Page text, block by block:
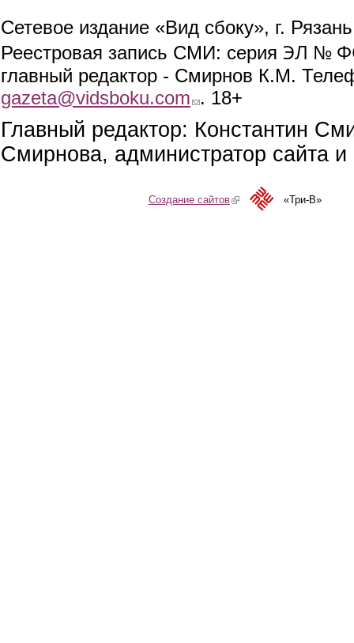
Сетевое издание «Вид сбоку», г.
Реестровая запись СМИ: серия ЭЛ №
главный редактор - Смирнов К.М.
gazeta@vidsboku.com (link sends e-mail)
. 18+
Главный редактор: Константин
Смирнова, администратор сайта
Создание сайтов(link is external)«Три-В»